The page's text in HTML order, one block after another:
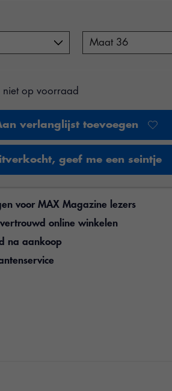
niet op voorraad
verlanglijst toevoegen
geef me een seintje
voor MAX Magazine lezers
online winkelen
na aankoop